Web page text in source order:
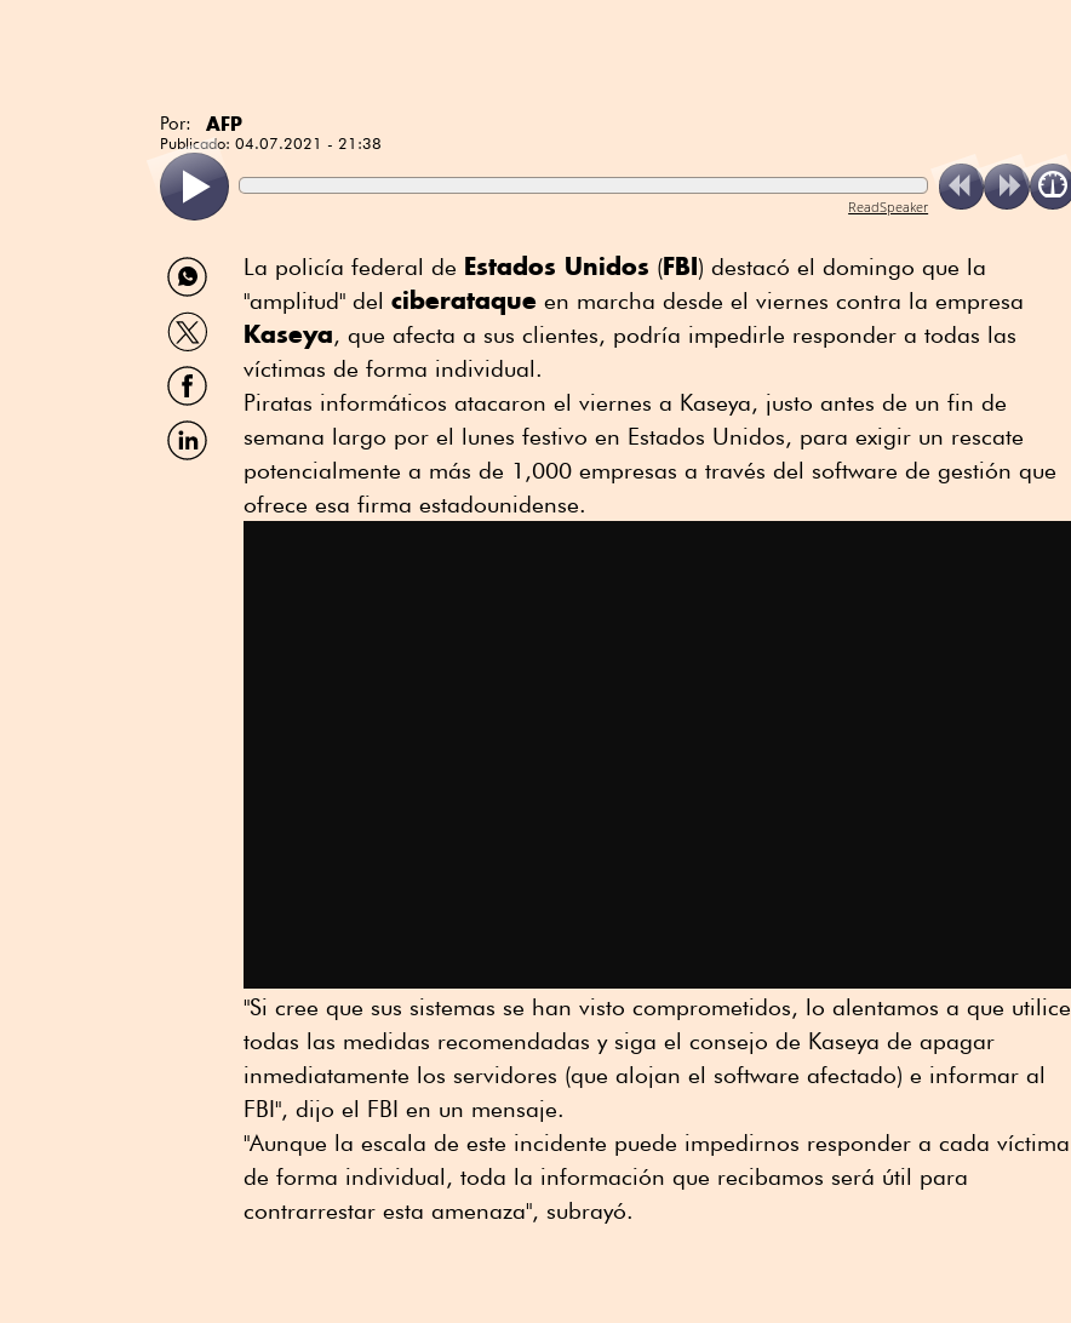
Por: AFP
Publicado: 04.07.2021 - 21:38
ReadSpeaker
Compartir
por
WhatsApp
Compartir
por
Twitter
Compartir
por
Facebook
Compartir
por
La policía federal de Estados Unidos (FBI) destacó el domingo que la
"amplitud" del ciberataque en marcha desde el viernes contra la empresa
Kaseya, que afecta a sus clientes, podría impedirle responder a todas las
víctimas de forma individual.
Piratas informáticos atacaron el viernes a Kaseya, justo antes de un fin de
semana largo por el lunes festivo en Estados Unidos, para exigir un rescate
potencialmente a más de 1,000 empresas a través del software de gestión que
ofrece esa firma estadounidense.
"Si cree que sus sistemas se han visto comprometidos, lo alentamos a que utilice
todas las medidas recomendadas y siga el consejo de Kaseya de apagar
inmediatamente los servidores (que alojan el software afectado) e informar al
FBI", dijo el FBI en un mensaje.
"Aunque la escala de este incidente puede impedirnos responder a cada víctima
de forma individual, toda la información que recibamos será útil para
contrarrestar esta amenaza", subrayó.